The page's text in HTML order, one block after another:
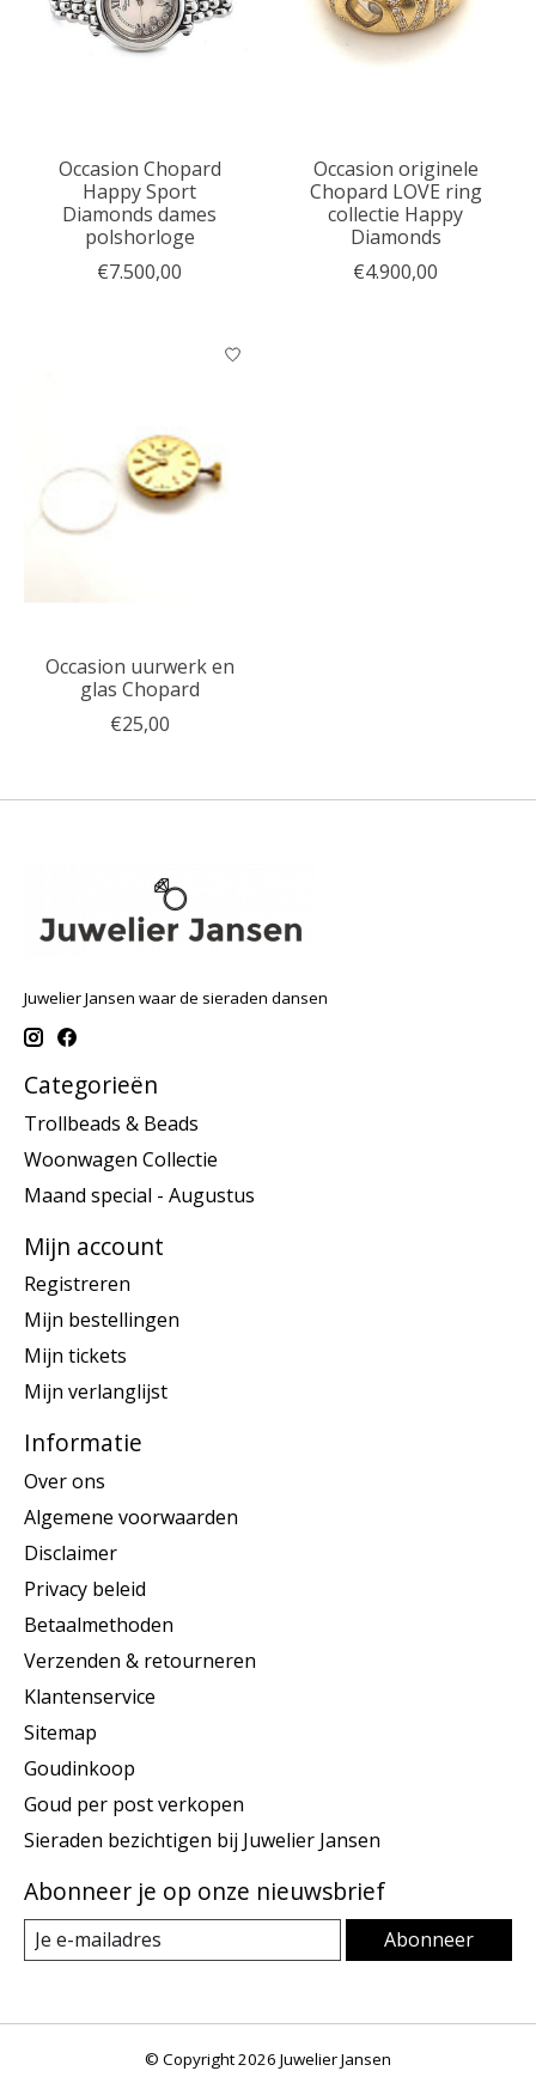
Occasion Chopard
Happy Sport
Diamonds dames
polshorloge
€7.500,00
Occasion originele
Chopard LOVE ring
collectie Happy
Diamonds
€4.900,00
Occasion uurwerk en
glas Chopard
€25,00
Juwelier Jansen waar de sieraden dansen
Categorieën
Trollbeads & Beads
Woonwagen Collectie
Maand special - Augustus
Mijn account
Registreren
Mijn bestellingen
Mijn tickets
Mijn verlanglijst
Informatie
Over ons
Algemene voorwaarden
Disclaimer
Privacy beleid
Betaalmethoden
Verzenden & retourneren
Klantenservice
Sitemap
Goudinkoop
Goud per post verkopen
Sieraden bezichtigen bij Juwelier Jansen
Abonneer je op onze nieuwsbrief
Abonneer
© Copyright 2026 Juwelier Jansen